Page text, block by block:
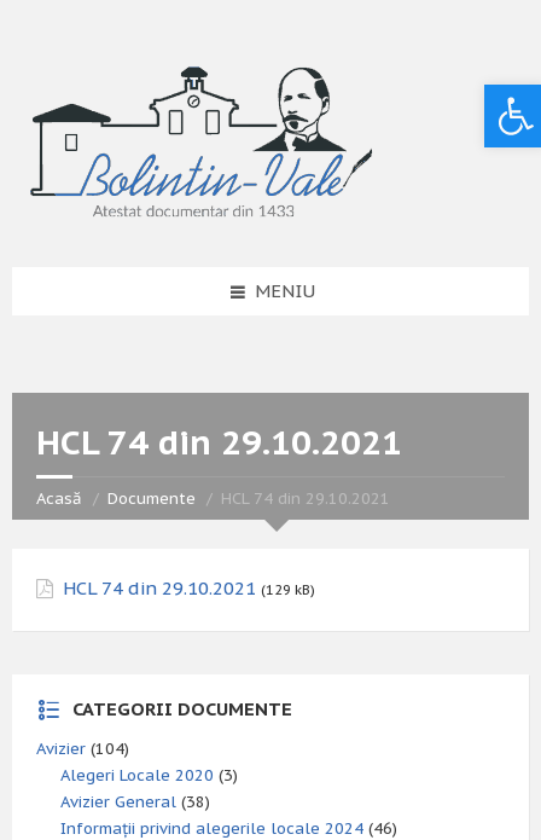
MENIU
HCL 74 din 29.10.2021
Acasă Documente HCL 74 din 29.10.2021
HCL 74 din 29.10.2021 (129 kB)
CATEGORII DOCUMENTE
Avizier (104)
Alegeri Locale 2020 (3)
Avizier General (38)
Informații privind alegerile locale 2024 (46)
Deschide bara de unelte